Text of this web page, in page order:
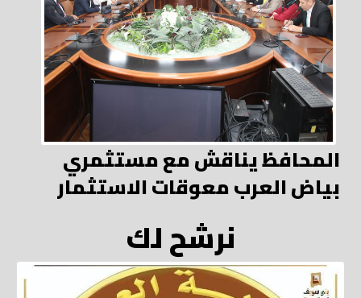
المحافظ يناقش مع مستثمري
بياض العرب معوقات الاستثمار
نرشح لك